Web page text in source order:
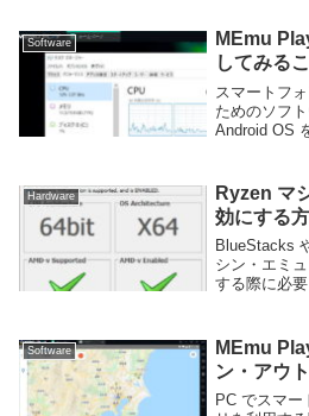
Software
MEmu
してみる
スマートフ
ためのソフ
Android OS
程度の性能
遊ぶゲーム
合もあると
Hardware
Ryzen マ
効にする
BlueStacks
シン・エミ
する際に必
る仮想化支
VT, AMD
Software
MEmu
ン・アウ
PC でスマー